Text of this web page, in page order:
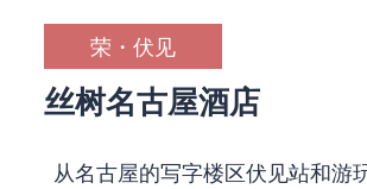
荣・伏见
丝树名古屋酒店
从名古屋的写字楼区伏见站和游